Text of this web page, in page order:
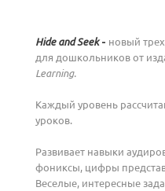
Hide and Seek- новый
для дошкольников от
Learning.
Каждый уровень
уроков.
Развивает навыки
фониксы, цифры
Веселые, интересные